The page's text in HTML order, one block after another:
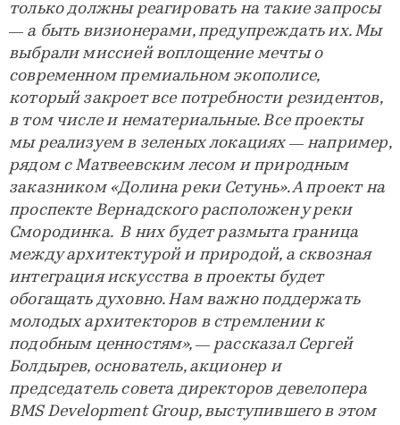
только должны реагировать на такие запросы
— а быть визионерами, предупреждать их. Мы
выбрали миссией воплощение мечты о
современном премиальном экополисе,
который закроет все потребности резидентов,
в том числе и нематериальные. Все проекты
мы реализуем в зеленых локациях — например,
рядом с Матвеевским лесом и природным
заказником «Долина реки Сетунь». А проект на
проспекте Вернадского расположен у реки
Смородинка. В них будет размыта граница
между архитектурой и природой, а сквозная
интеграция искусства в проекты будет
обогащать духовно. Нам важно поддержать
молодых архитекторов в стремлении к
подобным ценностям», — рассказал Сергей
Болдырев, основатель, акционер и
председатель совета директоров девелопера
BMS Development Group, выступившего в этом